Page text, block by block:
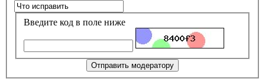
Введите код в поле ниже
Отправить модератору